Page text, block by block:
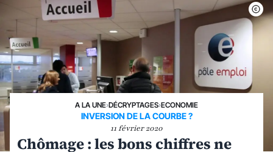
A LA UNE›DÉCRYPTAGES›ECONOMIE
INVERSION DE LA COURBE ?
11 février 2020
Chômage : les bons chiffres ne